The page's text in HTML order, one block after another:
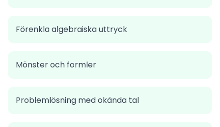
Förenkla algebraiska uttryck
Mönster och formler
Problemlösning med okända tal